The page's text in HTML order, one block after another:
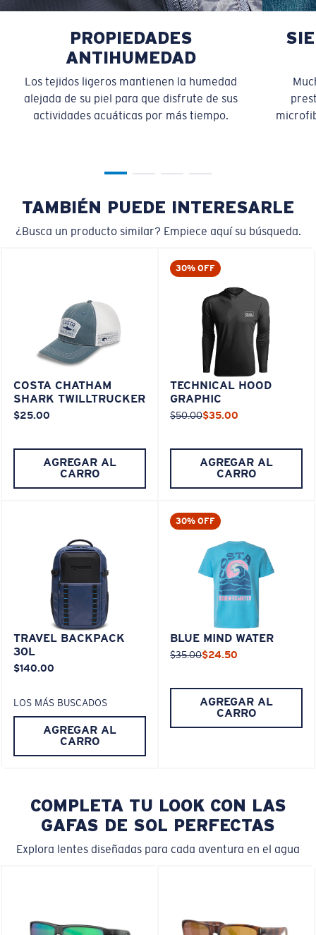
PROPIEDADES
ANTIHUMEDAD
Los tejidos ligeros mantienen la humedad
alejada de su piel para que disfrute de sus
actividades acuáticas por más tiempo.
TAMBIÉN PUEDE INTERESARLE
¿Busca un producto similar? Empiece aquí su búsqueda.
COSTA CHATHAM
SHARK TWILLTRUCKER
$25.00
AGREGAR AL
CARRO
30% OFF
TECHNICAL HOOD
GRAPHIC
$50.00$35.00
AGREGAR AL
CARRO
TRAVEL BACKPACK
30L
$140.00
LOS MÁS BUSCADOS
AGREGAR AL
CARRO
30% OFF
BLUE MIND WATER
$35.00$24.50
AGREGAR AL
CARRO
COMPLETA TU LOOK CON LAS
GAFAS DE SOL PERFECTAS
Explora lentes diseñadas para cada aventura en el agua